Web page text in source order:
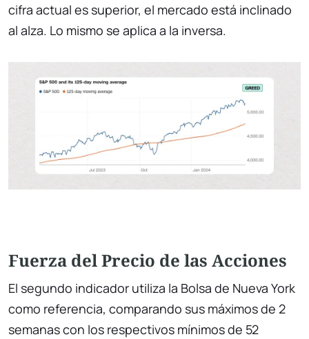
cifra actual es superior, el mercado está inclinado
al alza. Lo mismo se aplica a la inversa.
Fuerza del Precio de las Acciones
El segundo indicador utiliza la Bolsa de Nueva York
como referencia, comparando sus máximos de 2
semanas con los respectivos mínimos de 52